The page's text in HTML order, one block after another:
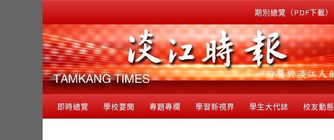
期別總覽（PDF下載）
即時總覽 學校要聞 專題專欄 學習新視界 學生大代誌 校友動態